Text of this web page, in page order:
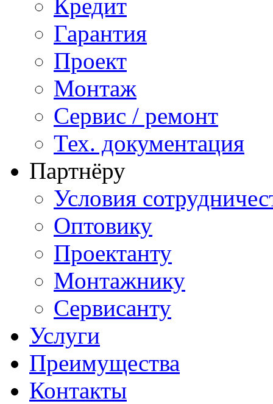
Кредит
Гарантия
Проект
Монтаж
Сервис / ремонт
Тех. документация
Партнёру
Условия
Оптовику
Проектанту
Монтажнику
Сервисанту
Услуги
Преимущества
Контакты